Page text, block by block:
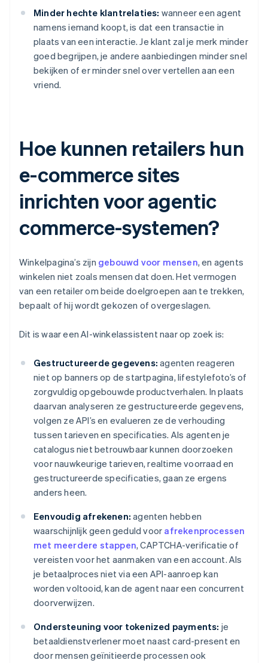
Minder hechte klantrelaties: wanneer een agent
namens iemand koopt, is dat een transactie in
plaats van een interactie. Je klant zal je merk minder
goed begrijpen, je andere aanbiedingen minder snel
bekijken of er minder snel over vertellen aan een
vriend.
Hoe kunnen retailers hun
e-commerce sites
inrichten voor agentic
commerce-systemen?
Winkelpagina’s zijn gebouwd voor mensen, en agents
winkelen niet zoals mensen dat doen. Het vermogen
van een retailer om beide doelgroepen aan te trekken,
bepaalt of hij wordt gekozen of overgeslagen.
Dit is waar een AI-winkelassistent naar op zoek is:
Gestructureerde gegevens: agenten reageren
niet op banners op de startpagina, lifestylefoto’s of
zorgvuldig opgebouwde productverhalen. In plaats
daarvan analyseren ze gestructureerde gegevens,
volgen ze API’s en evalueren ze de verhouding
tussen tarieven en specificaties. Als agenten je
catalogus niet betrouwbaar kunnen doorzoeken
voor nauwkeurige tarieven, realtime voorraad en
gestructureerde specificaties, gaan ze ergens
anders heen.
Eenvoudig afrekenen: agenten hebben
waarschijnlijk geen geduld voor afrekenprocessen
met meerdere stappen, CAPTCHA-verificatie of
vereisten voor het aanmaken van een account. Als
je betaalproces niet via een API-aanroep kan
worden voltooid, kan de agent naar een concurrent
doorverwijzen.
Ondersteuning voor tokenized payments: je
betaaldienstverlener moet naast card-present en
door mensen geïnitieerde processen ook